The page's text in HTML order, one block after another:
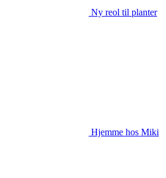
Ny reol til planter
Hjemme hos Miki